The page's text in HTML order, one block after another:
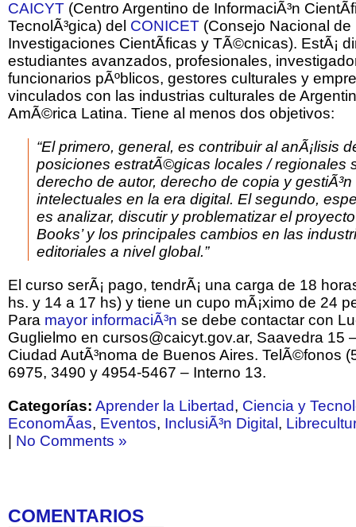
CAICYT (Centro Argentino de InformaciÃ³n
TecnolÃ³gica) del CONICET (Consejo Nacional de
Investigaciones CientÃ­ficas y TÃ©cnicas). EstÃ¡
estudiantes avanzados, profesionales,
funcionarios pÃºblicos, gestores culturales y
vinculados con las industrias culturales de
AmÃ©rica Latina. Tiene al menos dos objetivos:
“El primero, general, es contribuir al anÃ¡lisis
posiciones estratÃ©gicas locales / regionales
derecho de autor, derecho de copia y
intelectuales en la era digital. El segundo,
es analizar, discutir y problematizar el proyecto
Books’ y los principales cambios en las
editoriales a nivel global.”
El curso serÃ¡ pago, tendrÃ¡ una carga de 18
hs. y 14 a 17 hs) y tiene un cupo mÃ¡ximo de 24
Para mayor informaciÃ³n se debe contactar con
Guglielmo en cursos@caicyt.gov.ar, Saavedra 15
Ciudad AutÃ³noma de Buenos Aires. TelÃ©fonos
6975, 3490 y 4954-5467 – Interno 13.
Categorías: Aprender la Libertad, Ciencia y
EconomÃ­as, Eventos, InclusiÃ³n Digital ,
No Comments »
COMENTARIOS